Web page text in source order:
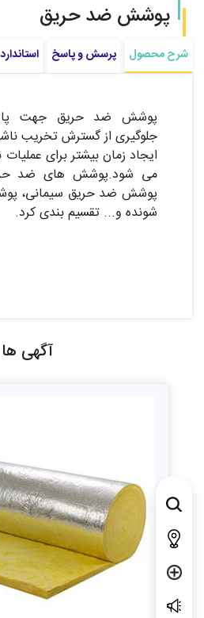
پوشش ضد حریق
شرح محصول پرسش و پاسخ
پوشش ضد حریق جهت
جلوگیری از گسترش تخریب
ایجاد زمان بیشتر برای
می شود.پوشش های ضد
پوشش ضد حریق سیمانی،
شونده و... تقسیم بندی کرد.
آگهی ها